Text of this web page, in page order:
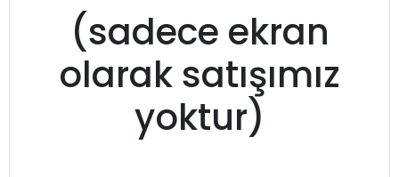
(sadece ekran
olarak satışımız
yoktur)